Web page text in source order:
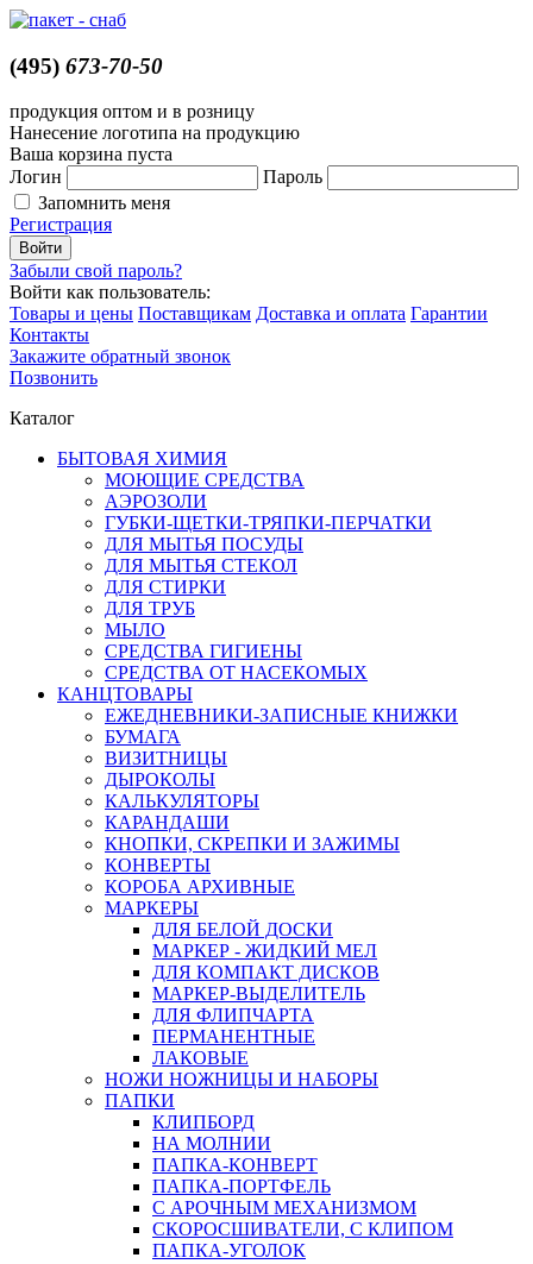
(495) 673-70-50
продукция оптом и в розницу
Нанесение логотипа на продукцию
Ваша корзина пуста
Логин
Пароль
Запомнить меня
Регистрация
Забыли свой пароль?
Войти как пользователь:
Товары и цены Поставщикам Доставка и оплата Гарантии
Контакты
Закажите обратный звонок
Позвонить
Каталог
БЫТОВАЯ ХИМИЯ
МОЮЩИЕ СРЕДСТВА
АЭРОЗОЛИ
ГУБКИ-ЩЕТКИ-ТРЯПКИ-ПЕРЧАТКИ
ДЛЯ МЫТЬЯ ПОСУДЫ
ДЛЯ МЫТЬЯ СТЕКОЛ
ДЛЯ СТИРКИ
ДЛЯ ТРУБ
МЫЛО
СРЕДСТВА ГИГИЕНЫ
СРЕДСТВА ОТ НАСЕКОМЫХ
КАНЦТОВАРЫ
ЕЖЕДНЕВНИКИ-ЗАПИСНЫЕ КНИЖКИ
БУМАГА
ВИЗИТНИЦЫ
ДЫРОКОЛЫ
КАЛЬКУЛЯТОРЫ
КАРАНДАШИ
КНОПКИ, СКРЕПКИ И ЗАЖИМЫ
КОНВЕРТЫ
КОРОБА АРХИВНЫЕ
МАРКЕРЫ
ДЛЯ БЕЛОЙ ДОСКИ
МАРКЕР - ЖИДКИЙ МЕЛ
ДЛЯ КОМПАКТ ДИСКОВ
МАРКЕР-ВЫДЕЛИТЕЛЬ
ДЛЯ ФЛИПЧАРТА
ПЕРМАНЕНТНЫЕ
ЛАКОВЫЕ
НОЖИ НОЖНИЦЫ И НАБОРЫ
ПАПКИ
КЛИПБОРД
НА МОЛНИИ
ПАПКА-КОНВЕРТ
ПАПКА-ПОРТФЕЛЬ
С АРОЧНЫМ МЕХАНИЗМОМ
СКОРОСШИВАТЕЛИ, С КЛИПОМ
ПАПКА-УГОЛОК